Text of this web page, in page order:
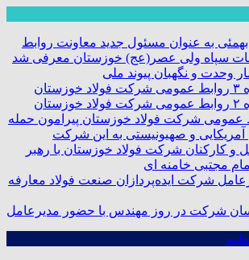
به عنوان مسئول جدید معاونت روابط
سپاه ولی عصر(عج) خوزستان معرفی شد
وحدت و نگهبان پیوند ملی
عمومی شرکت فولاد خوزستان پیرامون حمله
آمریکایی و صهیونیستی به این شرکت
و کارکنان شرکت فولاد خوزستان با رهبر
مجتبی خامنه ای
شرکت ایده‌پردازان صنعت فولاد معارفه
شرکت در روز مهندس با حضور مدیرعامل